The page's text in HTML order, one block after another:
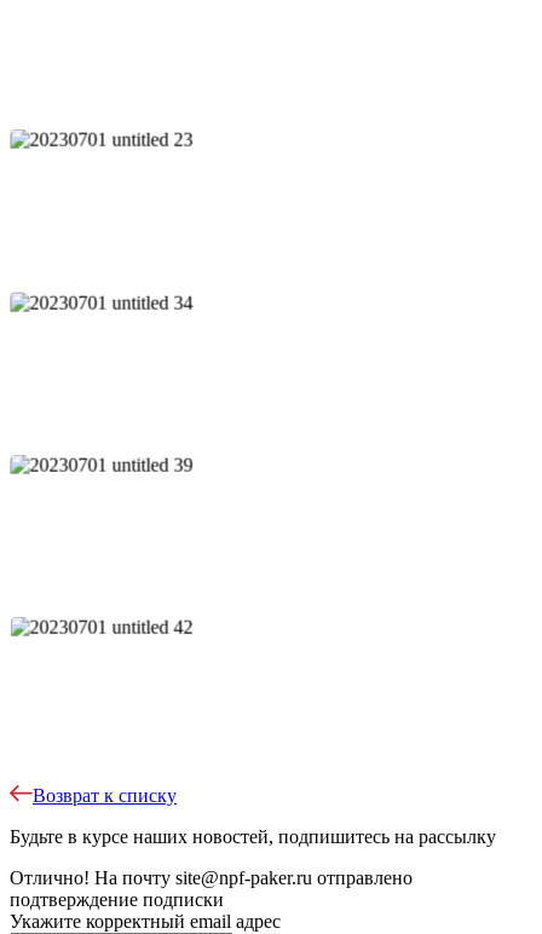
Возврат к списку
Будьте в курсе наших новостей, подпишитесь на рассылку
Отлично! На почту site@npf-paker.ru отправлено
подтверждение подписки
Укажите корректный email адрес